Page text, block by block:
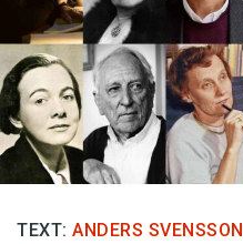
TEXT: ANDERS SVENSSON